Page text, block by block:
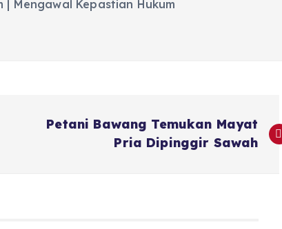
| Mengawal Kepastian Hukum
Petani Bawang Temukan Mayat
Pria Dipinggir Sawah